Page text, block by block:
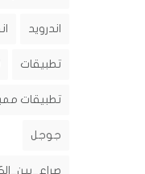
اندرويد
تطبيقات
تطبيقات
جوجل